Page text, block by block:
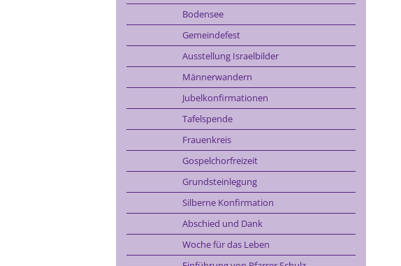
Bodensee
Gemeindefest
Ausstellung Israelbilder
Männerwandern
Jubelkonfirmationen
Tafelspende
Frauenkreis
Gospelchorfreizeit
Grundsteinlegung
Silberne Konfirmation
Abschied und Dank
Woche für das Leben